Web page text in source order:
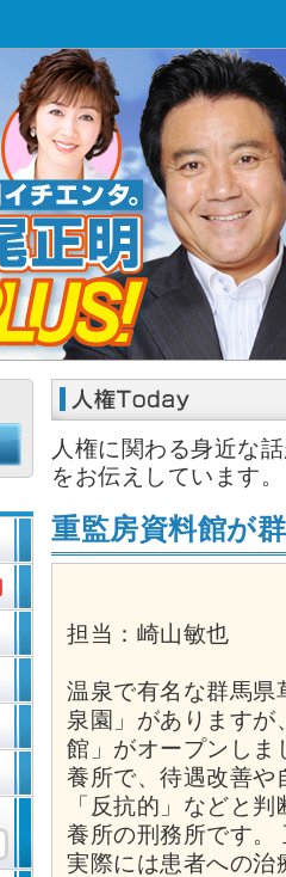
人権に関わる身近な
をお伝えしています。
重監房資料館が
担当：崎山敏也
温泉で有名な群馬県
泉園」がありますが
館」がオープンしま
養所で、待遇改善や
「反抗的」などと
養所の刑務所です。
実際には患者への治